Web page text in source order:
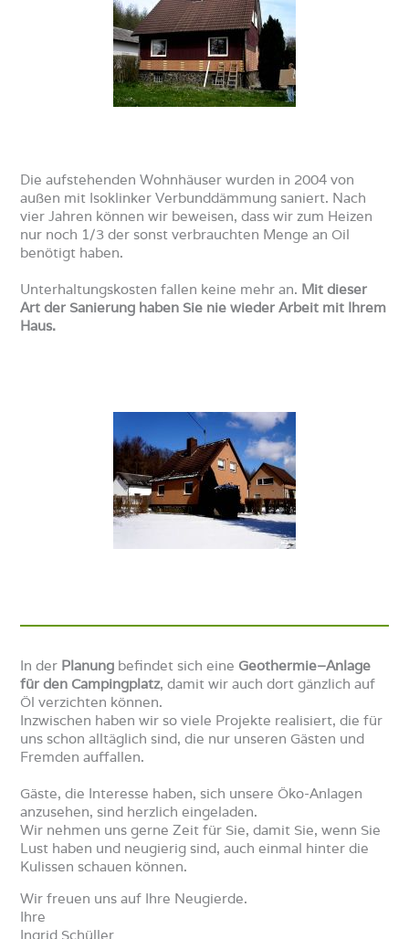
Die aufstehenden Wohnhäuser wurden in 2004 von
außen mit Isoklinker Verbunddämmung saniert. Nach
vier Jahren können wir beweisen, dass wir zum Heizen
nur noch 1/3 der sonst verbrauchten Menge an Oil
benötigt haben.
Unterhaltungskosten fallen keine mehr an. Mit dieser
Art der Sanierung haben Sie nie wieder Arbeit mit Ihrem
Haus.
In der Planung befindet sich eine Geothermie–Anlage
für den Campingplatz, damit wir auch dort gänzlich auf
Öl verzichten können.
Inzwischen haben wir so viele Projekte realisiert, die für
uns schon alltäglich sind, die nur unseren Gästen und
Fremden auffallen.
Gäste, die Interesse haben, sich unsere Öko-Anlagen
anzusehen, sind herzlich eingeladen.
Wir nehmen uns gerne Zeit für Sie, damit Sie, wenn Sie
Lust haben und neugierig sind, auch einmal hinter die
Kulissen schauen können.
Wir freuen uns auf Ihre Neugierde.
Ihre
Ingrid Schüller